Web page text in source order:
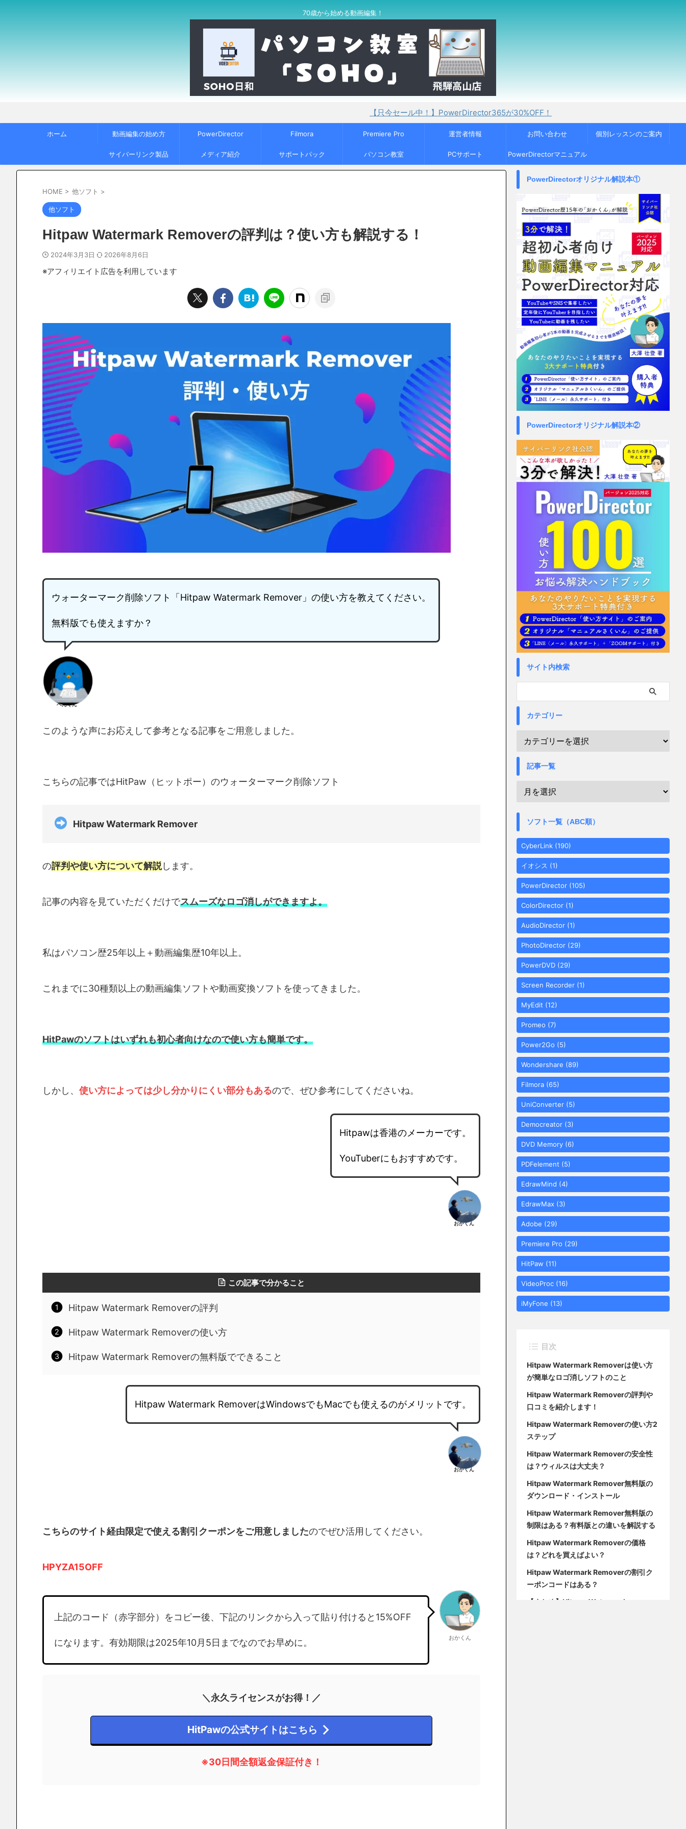
70歳から始める動画編集！
【只今セール中！】PowerDirector365が30%OFF！
ホーム 動画編集の始め方 PowerDirector Filmora Premiere Pro 運営者情報 お問い合わせ 個別レッスンのご案内
サイバーリンク製品 メディア紹介 サポートパック パソコン教室 PCサポート PowerDirectorマニュアル
HOME > 他ソフト >
他ソフト
Hitpaw Watermark Removerの評判は？使い方も解説する！
2024年3月3日 2026年8月6日
※アフィリエイト広告を利用しています
ウォーターマーク削除ソフト「Hitpaw Watermark Remover」の使い方を教えてください。
無料版でも使えますか？
ぺんくん
このような声にお応えして参考となる記事をご用意しました。
こちらの記事ではHitPaw（ヒットポー）のウォーターマーク削除ソフト
Hitpaw Watermark Remover
の評判や使い方について解説します。
記事の内容を見ていただくだけでスムーズなロゴ消しができますよ。
私はパソコン歴25年以上＋動画編集歴10年以上。
これまでに30種類以上の動画編集ソフトや動画変換ソフトを使ってきました。
HitPawのソフトはいずれも初心者向けなので使い方も簡単です。
しかし、 使い方によっては少し分かりにくい部分もあるので、ぜひ参考にしてくださいね。
Hitpawは香港のメーカーです。
YouTuberにもおすすめです。
おかくん
この記事で分かること
Hitpaw Watermark Removerの評判
Hitpaw Watermark Removerの使い方
Hitpaw Watermark Removerの無料版でできること
Hitpaw Watermark RemoverはWindowsでもMacでも使えるのがメリットです。
おかくん
こちらのサイト経由限定で使える割引クーポンをご用意しましたのでぜひ活用してください。
HPYZA15OFF
上記のコード（赤字部分）をコピー後、下記のリンクから入って貼り付けると15%OFF
になります。有効期限は2025年10月5日までなのでお早めに。 おかくん
＼永久ライセンスがお得！／
HitPawの公式サイトはこちら
※30日間全額返金保証付き！
PowerDirectorオリジナル解説本①
PowerDirectorオリジナル解説本②
サイト内検索
カテゴリー
記事一覧
ソフト一覧（ABC順）
CyberLink (190)
イオシス (1)
PowerDirector (105)
ColorDirector (1)
AudioDirector (1)
PhotoDirector (29)
PowerDVD (29)
Screen Recorder (1)
MyEdit (12)
Promeo (7)
Power2Go (5)
Wondershare (89)
Filmora (65)
UniConverter (5)
Democreator (3)
DVD Memory (6)
PDFelement (5)
EdrawMind (4)
EdrawMax (3)
Adobe (29)
Premiere Pro (29)
HitPaw (11)
VideoProc (16)
iMyFone (13)
目次
Hitpaw Watermark Removerは使い方
が簡単なロゴ消しソフトのこと
Hitpaw Watermark Removerの評判や
口コミを紹介します！
Hitpaw Watermark Removerの使い方2
ステップ
Hitpaw Watermark Removerの安全性
は？ウィルスは大丈夫？
Hitpaw Watermark Remover無料版の
ダウンロード・インストール
Hitpaw Watermark Remover無料版の
制限はある？有料版との違いを解説する
Hitpaw Watermark Removerの価格
は？どれを買えばよい？
Hitpaw Watermark Removerの割引ク
ーポンコードはある？
【まとめ】Hitpaw Watermark